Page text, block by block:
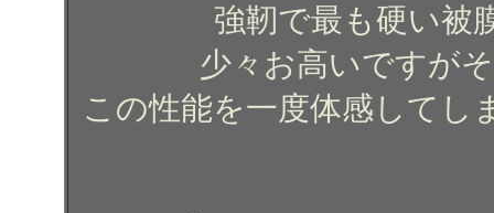
強靭で最も硬い被
少々お高いですが
この性能を一度体感してし